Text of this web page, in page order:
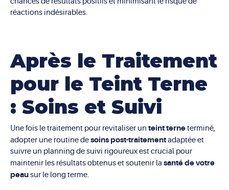
réactions indésirables.
Après le Traitement
pour le Teint Terne
: Soins et Suivi
Une fois le traitement pour revitaliser un teint terneterminé,
adopter une routine desoins post-traitementadaptée et
suivre un planning de suivi rigoureux est crucial pour
maintenir les résultats obtenus et soutenir la santé de votre
peausur le long terme.